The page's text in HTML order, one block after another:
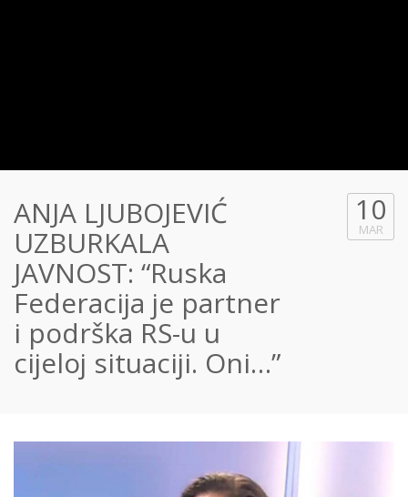
ANJA LJUBOJEVIĆ
UZBURKALA
JAVNOST: “Ruska
Federacija je partner
i podrška RS-u u
cijeloj situaciji. Oni…”
10
MAR